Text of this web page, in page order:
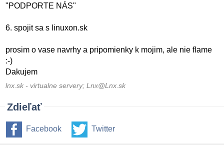
"PODPORTE NÁS"
6. spojit sa s linuxon.sk
prosim o vase navrhy a pripomienky k mojim, ale nie flame
:-)
Dakujem
lnx.sk - virtualne servery; Lnx@Lnx.sk
Zdieľať
Facebook Twitter